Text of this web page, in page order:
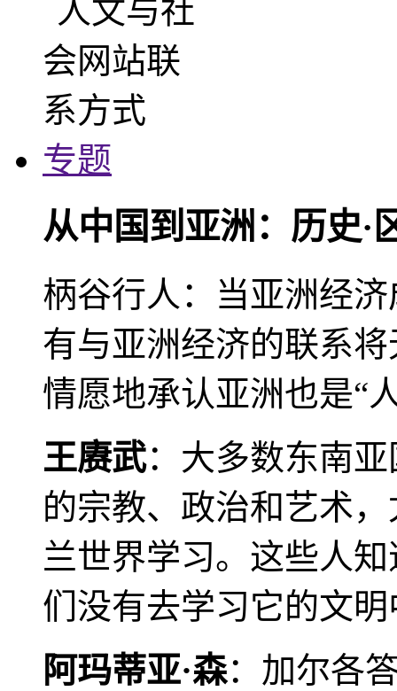
专题
从中国到亚洲：历史·
柄谷行人：当亚洲经
有与亚洲经济的联系
情愿地承认亚洲也是“
王赓武：大多数东南
的宗教、政治和艺术
兰世界学习。这些人
们没有去学习它的文
阿玛蒂亚·森：加尔各